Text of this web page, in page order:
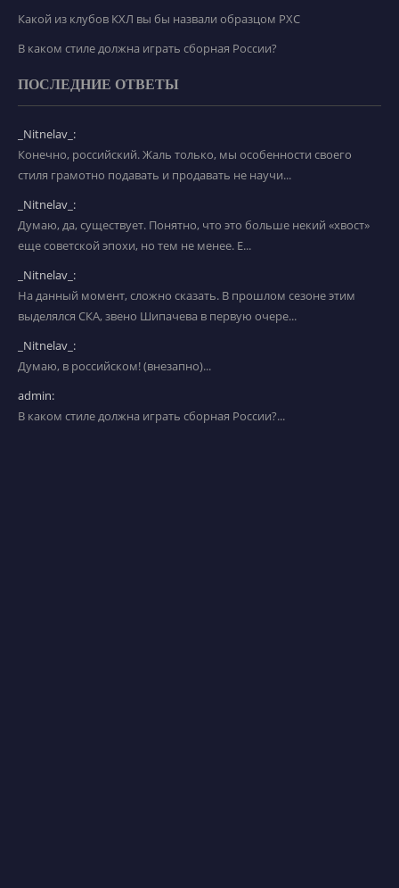
Какой из клубов КХЛ вы бы назвали образцом РХС
В каком стиле должна играть сборная России?
ПОСЛЕДНИЕ ОТВЕТЫ
_Nitnelav_:
Конечно, российский. Жаль только, мы особенности своего
стиля грамотно подавать и продавать не научи...
_Nitnelav_:
Думаю, да, существует. Понятно, что это больше некий «хвост»
еще советской эпохи, но тем не менее. Е...
_Nitnelav_:
На данный момент, сложно сказать. В прошлом сезоне этим
выделялся СКА, звено Шипачева в первую очере...
_Nitnelav_:
Думаю, в российском! (внезапно)...
admin:
В каком стиле должна играть сборная России?...